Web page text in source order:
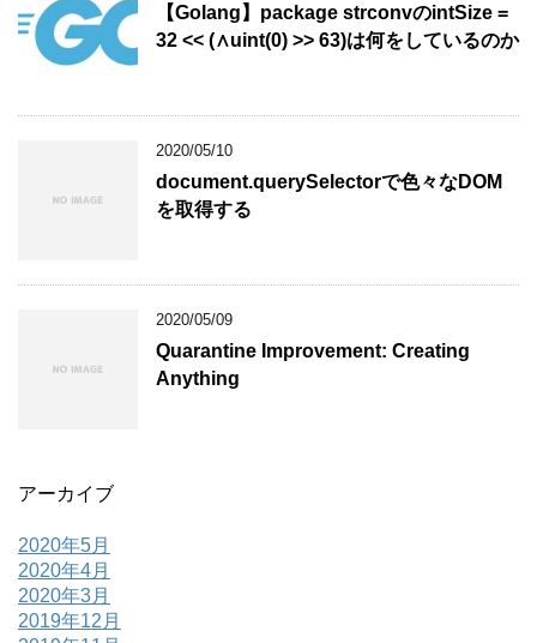
【Golang】package strconvのintSize =
32 << (∧uint(0) >> 63)は何をしているのか
2020/05/10
document.querySelectorで色々なDOM
を取得する
2020/05/09
Quarantine Improvement: Creating
Anything
アーカイブ
2020年5月
2020年4月
2020年3月
2019年12月